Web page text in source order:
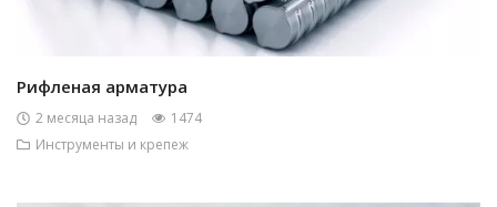
Рифленая арматура
2 месяца назад
1474
Инструменты и крепеж